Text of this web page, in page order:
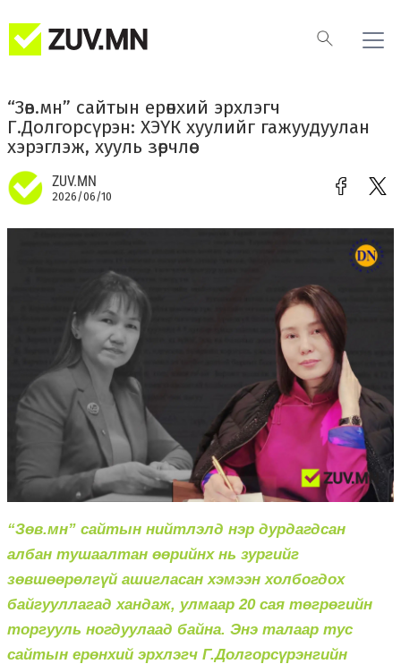
“Зөв.мн” сайтын ерөнхий эрхлэгч
Г.Долгорсүрэн: ХЭҮК хуулийг гажуудуулан
хэрэглэж, хууль зөрчлөө
ZUV.MN
2026/06/10
“Зөв.мн” сайтын нийтлэлд нэр дурдагдсан
албан тушаалтан өөрийнх нь зургийг
зөвшөөрөлгүй ашигласан хэмээн холбогдох
байгууллагад хандаж, улмаар 20 сая төгрөгийн
торгууль ногдуулаад байна. Энэ талаар тус
сайтын ерөнхий эрхлэгч Г.Долгорсүрэнгийн